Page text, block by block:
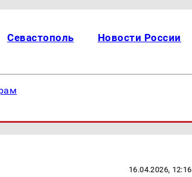
Севастополь Новости России
16.04.2026, 12:16